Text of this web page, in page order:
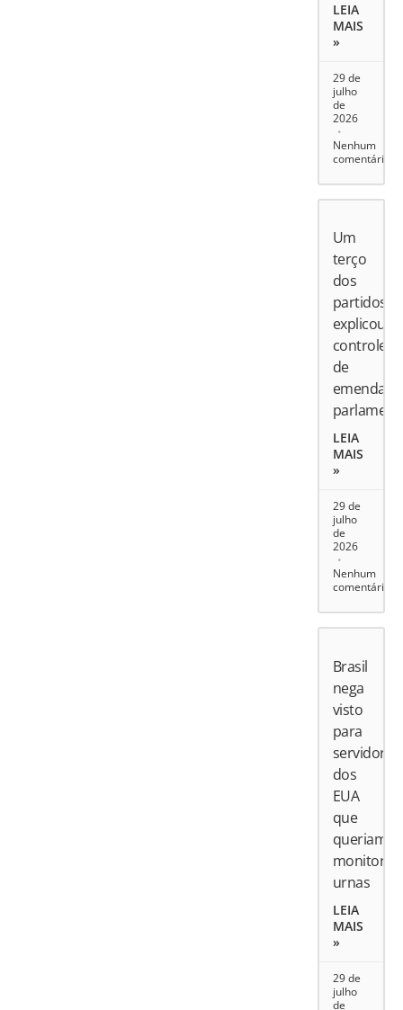
LEIA
MAIS
»
29 de
julho
de
2026
Nenhum
comentário
Um
terço
dos
partidos
explicou
controle
de
emendas
LEIA
MAIS
»
29 de
julho
de
2026
Nenhum
comentário
Brasil
nega
visto
para
servidores
dos
EUA
que
queriam
monitorar
urnas
LEIA
MAIS
»
29 de
julho
de